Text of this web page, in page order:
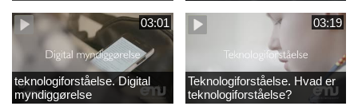
03:01
teknologiforståelse. Digital
myndiggørelse
03:19
Teknologiforståelse. Hvad er
teknologiforståelse?